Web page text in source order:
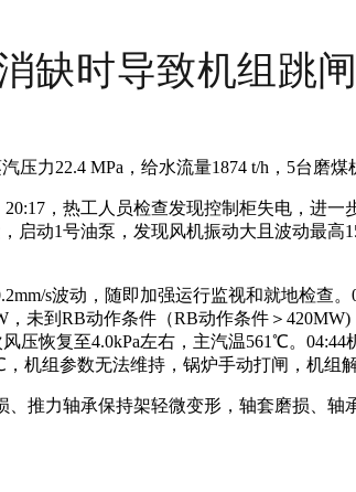
缺时导致机组跳
力22.4 MPa，给水流量1874 t/h，5台磨煤
，热工人员检查发现控制柜失电，进
动1号油泵，发现风机振动大且波动最高
s波动，随即加强运行监视和就地检查
未到RB动作条件（RB动作条件＞
压恢复至4.0kPa左右，主汽温561℃。
机组参数无法维持，锅炉手动打闸，机组解
推力轴承保持架轻微变形，轴套磨损、轴